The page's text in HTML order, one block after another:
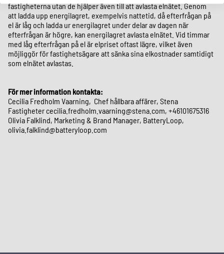
fastigheterna utan de hjälper även till att avlasta elnätet. Genom
att ladda upp energilagret, exempelvis nattetid, då efterfrågan på
el är låg och ladda ur energilagret under delar av dagen när
efterfrågan är högre, kan energilagret avlasta elnätet. Vid timmar
med låg efterfrågan på el är elpriset oftast lägre, vilket även
möjliggör för fastighetsägare att sänka sina elkostnader samtidigt
som elnätet avlastas.
För mer information kontakta:
Cecilia Fredholm Vaarning, Chef hållbara affärer, Stena
Fastigheter cecilia.fredholm.vaarning@stena.com, +46101675316
Olivia Falklind, Marketing & Brand Manager, BatteryLoop,
olivia.falklind@batteryloop.com